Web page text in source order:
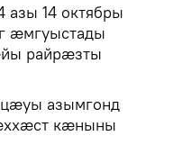
14 октябры
æмгуыстады
райрæзты
азымгонд
кæныны